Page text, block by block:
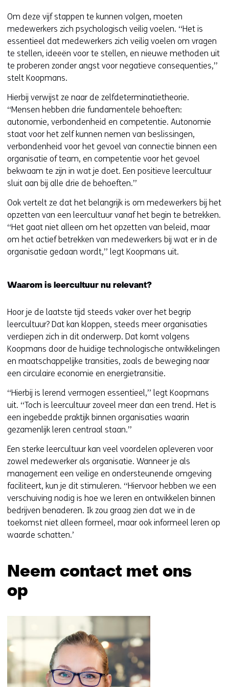
Om deze vijf stappen te kunnen volgen, moeten
medewerkers zich psychologisch veilig voelen. ‘‘Het is
essentieel dat medewerkers zich veilig voelen om vragen
te stellen, ideeën voor te stellen, en nieuwe methoden uit
te proberen zonder angst voor negatieve consequenties,’’
stelt Koopmans.
Hierbij verwijst ze naar de zelfdeterminatietheorie.
‘‘Mensen hebben drie fundamentele behoeften:
autonomie, verbondenheid en competentie. Autonomie
staat voor het zelf kunnen nemen van beslissingen,
verbondenheid voor het gevoel van connectie binnen een
organisatie of team, en competentie voor het gevoel
bekwaam te zijn in wat je doet. Een positieve leercultuur
sluit aan bij alle drie de behoeften.’’
Ook vertelt ze dat het belangrijk is om medewerkers bij het
opzetten van een leercultuur vanaf het begin te betrekken.
‘‘Het gaat niet alleen om het opzetten van beleid, maar
om het actief betrekken van medewerkers bij wat er in de
organisatie gedaan wordt,’’ legt Koopmans uit.
Waarom is leercultuur nu relevant?
Hoor je de laatste tijd steeds vaker over het begrip
leercultuur? Dat kan kloppen, steeds meer organisaties
verdiepen zich in dit onderwerp. Dat komt volgens
Koopmans door de huidige technologische ontwikkelingen
en maatschappelijke transities, zoals de beweging naar
een circulaire economie en energietransitie.
‘‘Hierbij is lerend vermogen essentieel,’’ legt Koopmans
uit. ‘‘Toch is leercultuur zoveel meer dan een trend. Het is
een ingebedde praktijk binnen organisaties waarin
gezamenlijk leren centraal staan.’’
Een sterke leercultuur kan veel voordelen opleveren voor
zowel medewerker als organisatie. Wanneer je als
management een veilige en ondersteunende omgeving
faciliteert, kun je dit stimuleren. ‘‘Hiervoor hebben we een
verschuiving nodig is hoe we leren en ontwikkelen binnen
bedrijven benaderen. Ik zou graag zien dat we in de
toekomst niet alleen formeel, maar ook informeel leren op
waarde schatten.’
Neem contact met ons
op
navigatie
over
(Neem
contact
met
ons